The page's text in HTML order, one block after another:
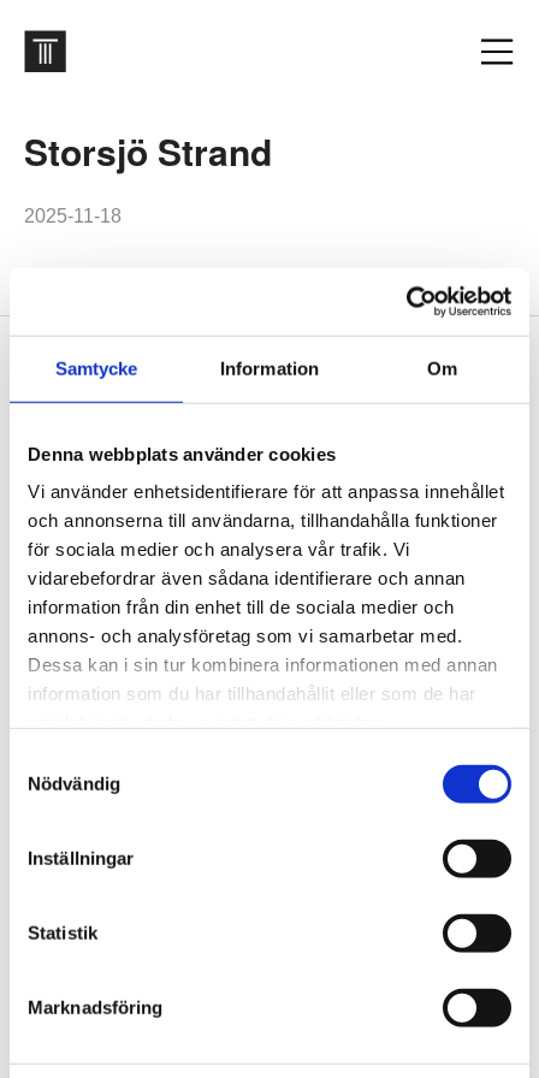
Samtycke Information Om
Denna webbplats använder cookies
Vi använder enhetsidentifierare för att anpassa innehållet
och annonserna till användarna, tillhandahålla funktioner
för sociala medier och analysera vår trafik. Vi
vidarebefordrar även sådana identifierare och annan
information från din enhet till de sociala medier och
annons- och analysföretag som vi samarbetar med.
Dessa kan i sin tur kombinera informationen med annan
information som du har tillhandahållit eller som de har
Nödvändig
Inställningar
Statistik
Marknadsföring
Storsjö Strand
2025-11-18
Footer
Contact us
we look forward to hearing from you.
We are Tengbom
We create sustainable and beautiful architecture that
strenghtens our clients as well as our society.
Work with us
We are always looking for more people who want to help
Through our ecosystem of services, we can create any
Contact